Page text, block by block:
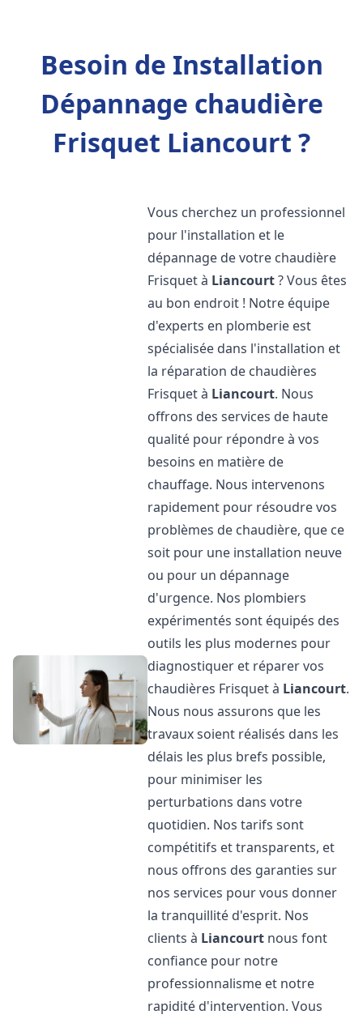
Besoin de Installation
Dépannage chaudière
Frisquet Liancourt ?
Vous cherchez un professionnel
pour l'installation et le
dépannage de votre chaudière
Frisquet à Liancourt? Vous êtes
au bon endroit ! Notre équipe
d'experts en plomberie est
spécialisée dans l'installation et
la réparation de chaudières
Frisquet à Liancourt. Nous
offrons des services de haute
qualité pour répondre à vos
besoins en matière de
chauffage. Nous intervenons
rapidement pour résoudre vos
problèmes de chaudière, que ce
soit pour une installation neuve
ou pour un dépannage
d'urgence. Nos plombiers
expérimentés sont équipés des
outils les plus modernes pour
diagnostiquer et réparer vos
chaudières Frisquet à Liancourt.
Nous nous assurons que les
travaux soient réalisés dans les
délais les plus brefs possible,
pour minimiser les
perturbations dans votre
quotidien. Nos tarifs sont
compétitifs et transparents, et
nous offrons des garanties sur
nos services pour vous donner
la tranquillité d'esprit. Nos
clients à Liancourt nous font
confiance pour notre
professionnalisme et notre
rapidité d'intervention. Vous